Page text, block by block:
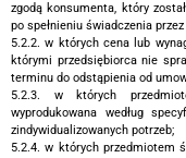
zgodą konsumenta, który
po spełnieniu świadczenia
5.2.2. w których cena lub
którymi przedsiębiorca nie
terminu do odstąpienia od
5.2.3. w których
wyprodukowana według
zindywidualizowanych potrzeb;
5.2.4. w których przedmiotem